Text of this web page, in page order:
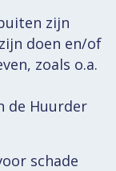
zijn
doen en/of
zoals o.a.
de Huurder
schade